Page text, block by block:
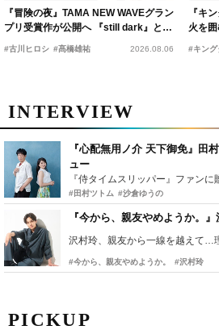
PICKUP
『冒険の夜』TAMA NEW WAVEグラン
プリ受賞作が公開へ 『still dark』と同
時上映決定
#古川ヒロシ #髙橋雄祐 2026.08.06
『キ
火を
の“キ
#キング
INTERVIEW
『心配無用ノ介 天下御免』田
ュー
#田村ツトム #沙倉ゆうの
『今から、親友やめようか。
沢村玲、親友から一線を越えて…
#今から、親友やめようか。 #沢村玲